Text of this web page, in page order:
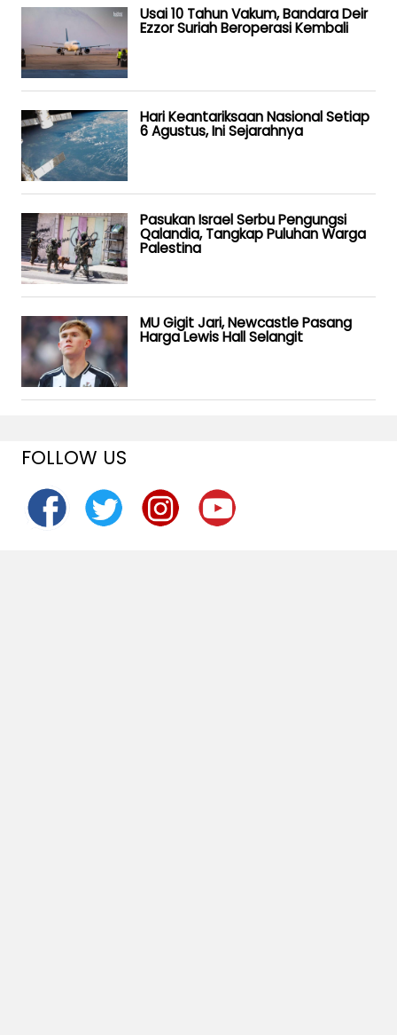
Usai 10 Tahun Vakum, Bandara Deir
Ezzor Suriah Beroperasi Kembali
Hari Keantariksaan Nasional Setiap
6 Agustus, Ini Sejarahnya
Pasukan Israel Serbu Pengungsi
Qalandia, Tangkap Puluhan Warga
Palestina
MU Gigit Jari, Newcastle Pasang
Harga Lewis Hall Selangit
FOLLOW US